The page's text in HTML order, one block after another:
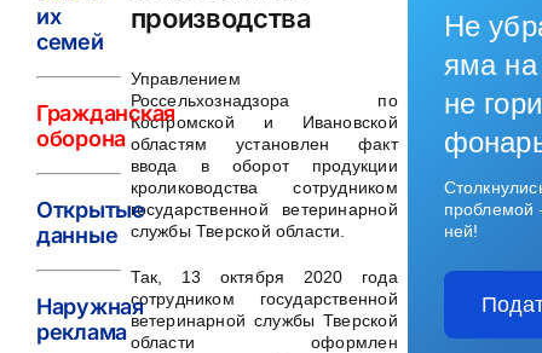
производства
Управлением
Россельхознадзора по
Костромской и Ивановской
областям установлен факт
ввода в оборот продукции
кролиководства сотрудником
государственной ветеринарной
службы Тверской области.
Так, 13 октября 2020 года
сотрудником государственной
ветеринарной службы Тверской
области оформлен
их
семей
Гражданская
оборона
Открытые
данные
Наружная
реклама
Не
яма на
не
ней!